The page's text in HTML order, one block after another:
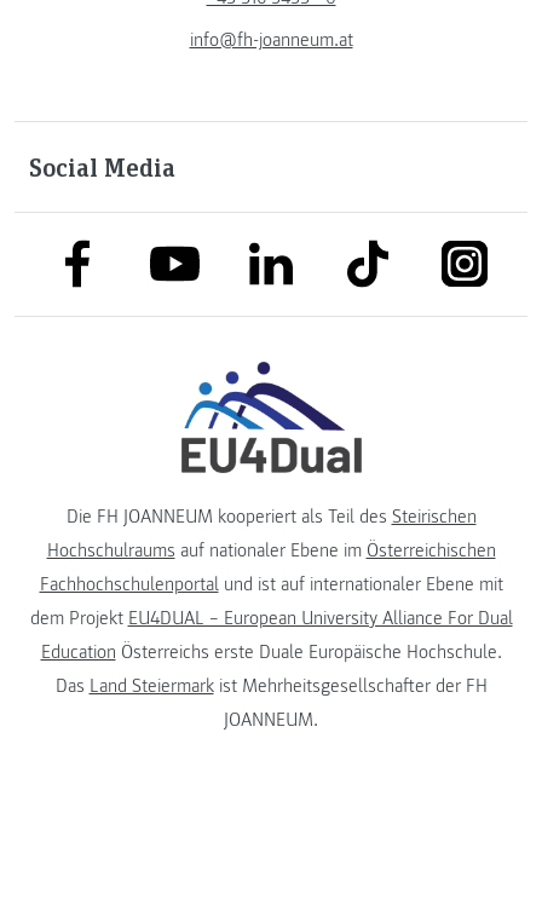
info@fh-joanneum.at
Social Media
link to facebooklink to youtubelink to linkedinlink to tiktok
Die FH JOANNEUM kooperiert als Teil des Steirischen
Hochschulraums auf nationaler Ebene im Österreichischen
Fachhochschulenportalund ist auf internationaler Ebene mit
dem Projekt EU4DUAL – European University Alliance For Dual
Education Österreichs erste Duale Europäische Hochschule.
Das Land Steiermarkist Mehrheitsgesellschafter der FH
JOANNEUM.